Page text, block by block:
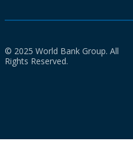
© 2025 World Bank Group. All
Rights Reserved.